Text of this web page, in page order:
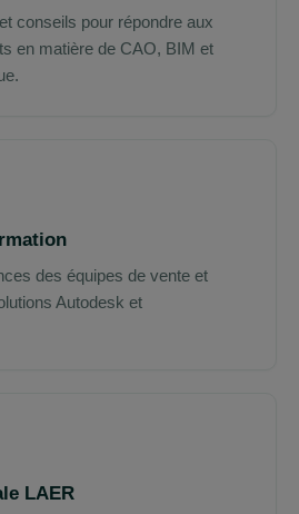
conseils pour répondre aux
en matière de CAO, BIM et
des équipes de vente et
Autodesk et
LAER